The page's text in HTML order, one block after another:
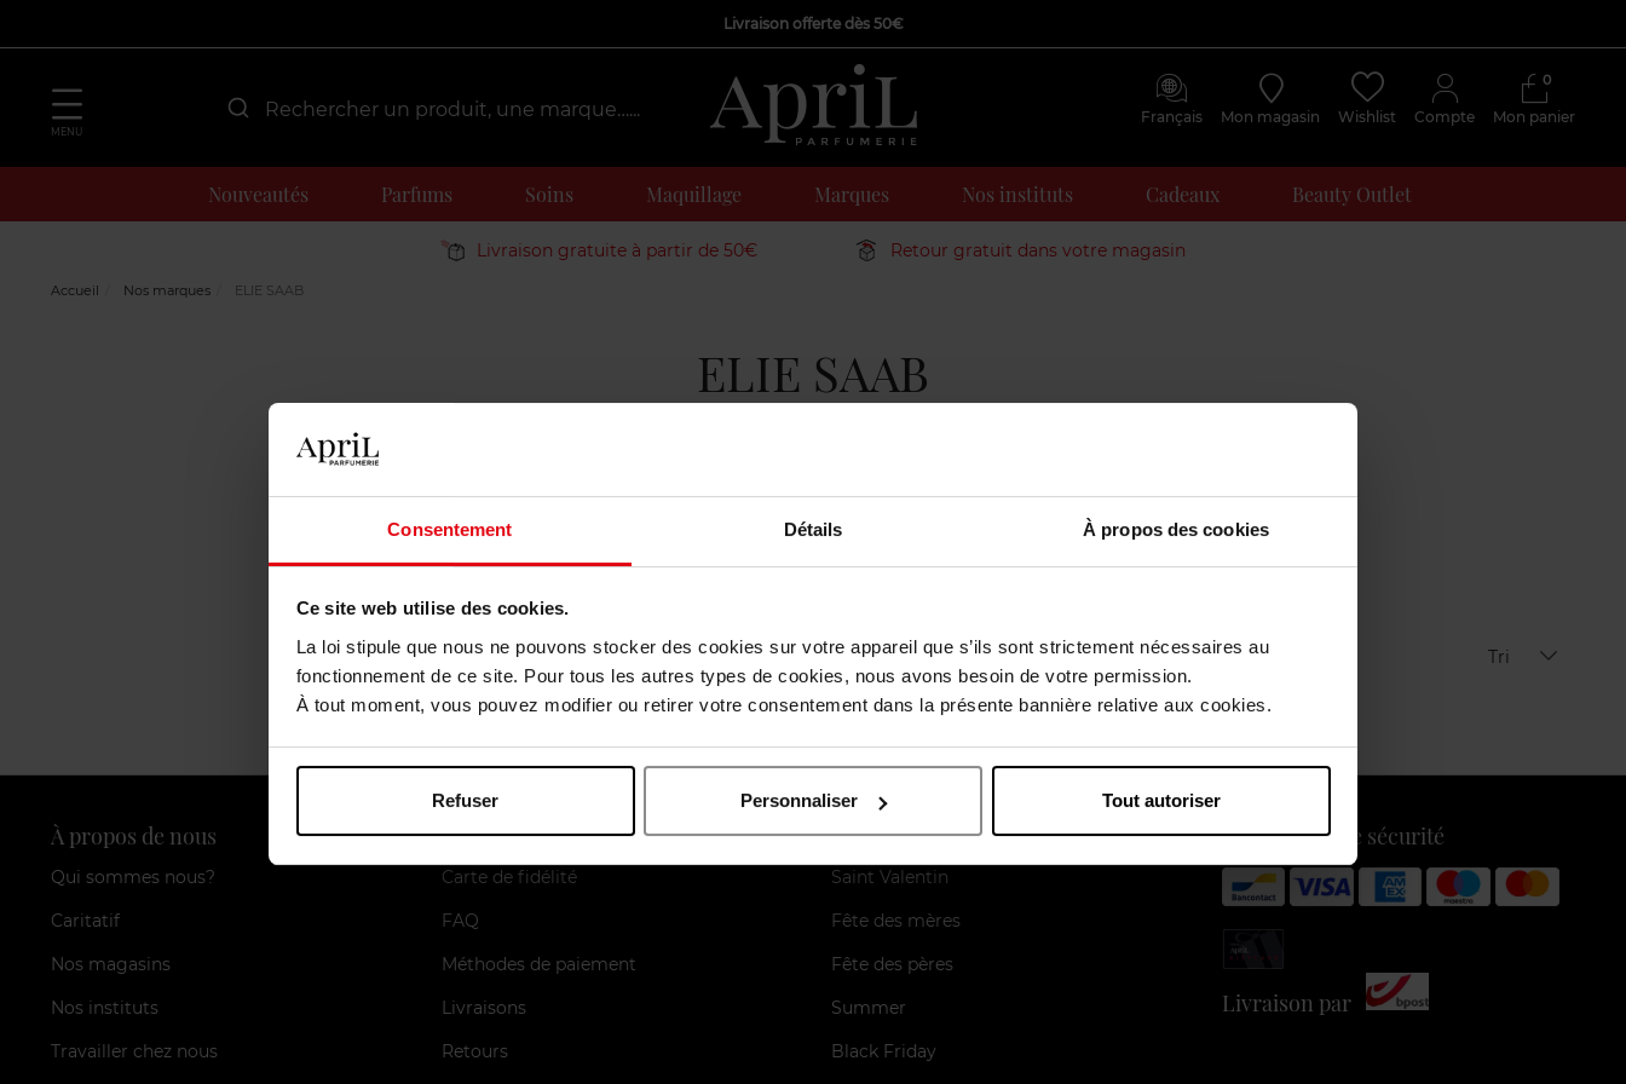
Consentement Détails À propos des cookies
Ce site web utilise des cookies.
La loi stipule que nous ne pouvons stocker des cookies sur votre appareil que s’ils sont strictement nécessaires au
fonctionnement de ce site. Pour tous les autres types de cookies, nous avons besoin de votre permission.
À tout moment, vous pouvez modifier ou retirer votre consentement dans la présente bannière relative aux cookies.
Refuser Personnaliser Tout autoriser
Livraison offerte dès 50€
MENU
Français Mon magasin Wishlist Compte Mon panier
0
Nouveautés Parfums Soins Maquillage Marques Nos instituts Cadeaux Beauty Outlet
Livraison gratuite à partir de 50€ Retour gratuit dans votre magasin
Accueil Nos marques ELIE SAAB
ELIE SAAB
Tri
À propos de nous
Qui sommes nous?
Caritatif
Nos magasins
Nos instituts
Travailler chez nous
Nos services
Carte de fidélité
FAQ
Méthodes de paiement
Livraisons
Retours
Nos moments forts
Saint Valentin
Fête des mères
Fête des pères
Summer
Black Friday
Payez en toute sécurité
Livraison par